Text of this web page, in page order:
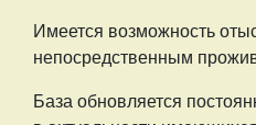
Имеется возможность
непосредственным
База обновляется